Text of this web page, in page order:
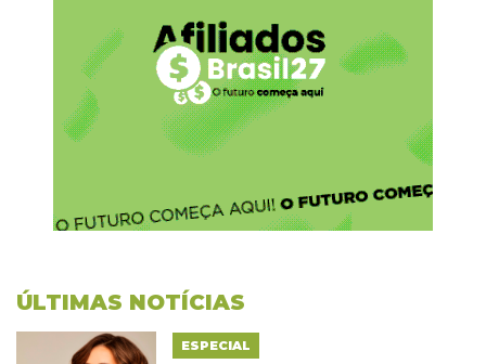
ÚLTIMAS NOTÍCIAS
ESPECIAL